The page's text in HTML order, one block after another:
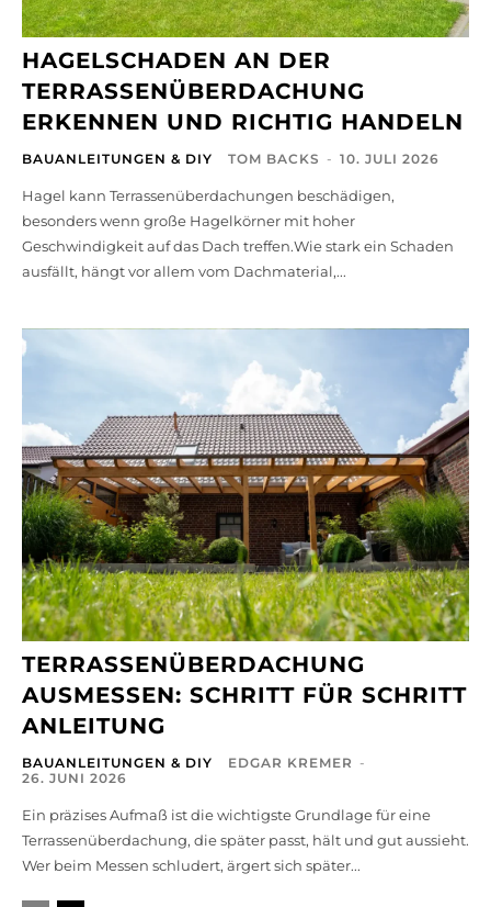
HAGELSCHADEN AN DER
TERRASSENÜBERDACHUNG
ERKENNEN UND RICHTIG HANDELN
BAUANLEITUNGEN & DIY TOM BACKS - 10. JULI 2026
Hagel kann Terrassenüberdachungen beschädigen,
besonders wenn große Hagelkörner mit hoher
Geschwindigkeit auf das Dach treffen.Wie stark ein Schaden
ausfällt, hängt vor allem vom Dachmaterial,...
TERRASSENÜBERDACHUNG
AUSMESSEN: SCHRITT FÜR SCHRITT
ANLEITUNG
BAUANLEITUNGEN & DIY EDGAR KREMER -
26. JUNI 2026
Ein präzises Aufmaß ist die wichtigste Grundlage für eine
Terrassenüberdachung, die später passt, hält und gut aussieht.
Wer beim Messen schludert, ärgert sich später...